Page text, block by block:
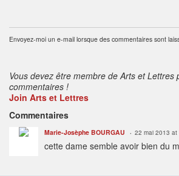
Envoyez-moi un e-mail lorsque des commentaires sont
Vous devez être membre de Arts et Lettres
commentaires !
Join Arts et Lettres
Commentaires
Marie-Josèphe BOURGAU 22 mai 2013 at
cette dame semble avoir bien du